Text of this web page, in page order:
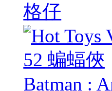
格仔